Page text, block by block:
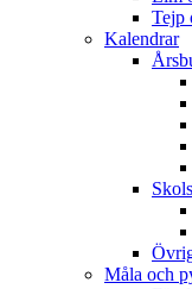
Tejp
Kalendrar
Måla och